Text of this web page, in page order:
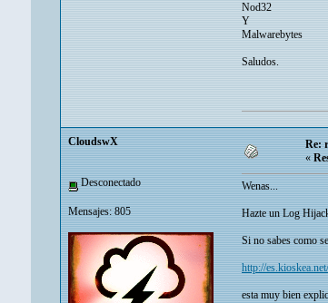
Nod32
Y
Malwarebytes
Saludos.
CloudswX
Desconectado
Mensajes: 805
Re:
«
Wenas...
Hazte un Log
Si no sabes como
http://
esta muy bien